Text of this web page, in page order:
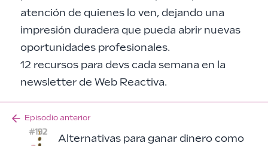
atención de quienes lo ven, dejando una
impresión duradera que pueda abrir nuevas
oportunidades profesionales.
12 recursos para devs cada semana en la
newsletter de Web Reactiva.
Episodio anterior
Alternativas para ganar dinero como